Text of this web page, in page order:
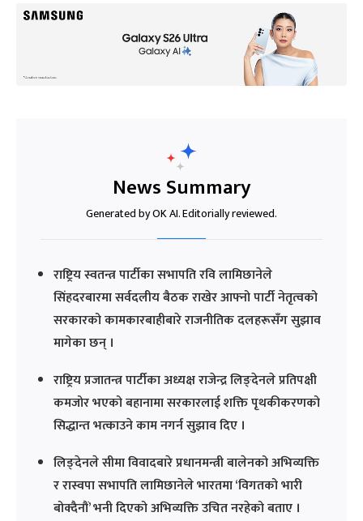
News Summary
Generated by OK AI. Editorially reviewed.
राष्ट्रिय स्वतन्त्र पार्टीका सभापति रवि लामिछानेले
सिंहदरबारमा सर्वदलीय बैठक राखेर आफ्नो पार्टी नेतृत्वको
सरकारको कामकारबाहीबारे राजनीतिक दलहरूसँग सुझाव
मागेका छन् ।
राष्ट्रिय प्रजातन्त्र पार्टीका अध्यक्ष राजेन्द्र लिङ्देनले प्रतिपक्षी
कमजोर भएको बहानामा सरकारलाई शक्ति पृथकीकरणको
सिद्धान्त भत्काउने काम नगर्न सुझाव दिए ।
लिङ्देनले सीमा विवादबारे प्रधानमन्त्री बालेनको अभिव्यक्ति
र रास्वपा सभापति लामिछानेले भारतमा ‘विगतको भारी
बोक्दैनौं’ भनी दिएको अभिव्यक्ति उचित नरहेको बताए ।